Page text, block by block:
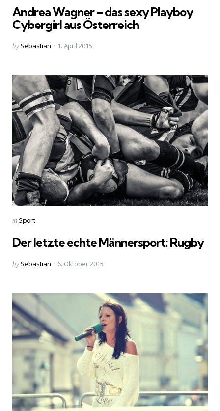
Andrea Wagner – das sexy Playboy
Cybergirl aus Österreich
Posted
by Sebastian 1. April 2015
Categories
Posted
inSport
Der letzte echte Männersport: Rugby
Posted
by Sebastian 6. Oktober 2015